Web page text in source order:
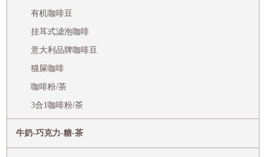
有机咖啡豆
挂耳式滤泡咖啡
意大利品牌咖啡豆
猫屎咖啡
咖啡粉/茶
3合1咖啡粉/茶
牛奶-巧克力-糖-茶